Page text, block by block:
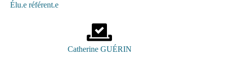
Élu.e référent.e
Catherine GUÉRIN